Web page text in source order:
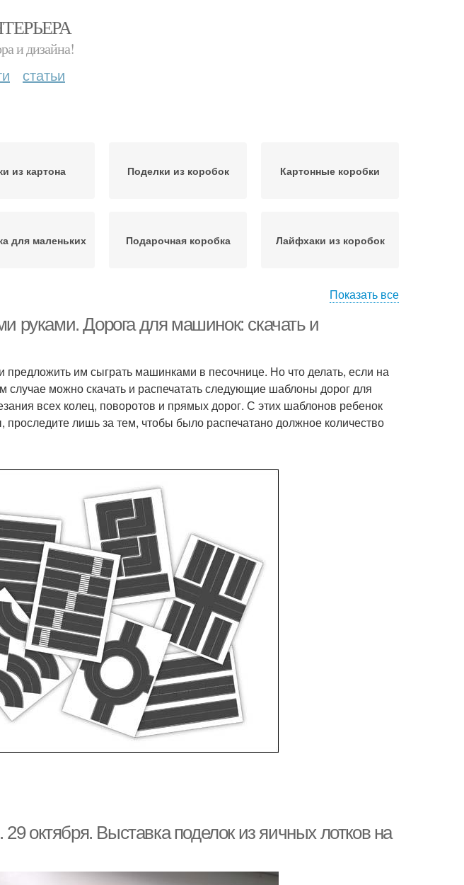
и дизайна!
статьи
из картона Поделки из коробок Картонные коробки
для маленьких Подарочная коробка Лайфхаки из коробок
Принадлежности из
яичной коробки
Показать все
руками. Дорога для машинок: скачать и
предложить им сыграть машинками в песочнице. Но что делать, если на
случае можно скачать и распечатать следующие шаблоны дорог для
всех колец, поворотов и прямых дорог. С этих шаблонов ребенок
лишь за тем, чтобы было распечатано должное количество
октября. Выставка поделок из яичных лотков на